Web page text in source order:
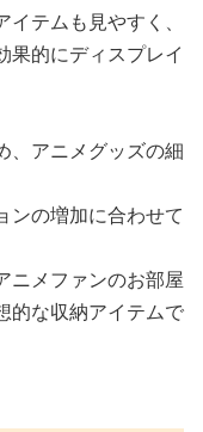
テムも見やすく、
果的にディスプレイ
、アニメグッズの細
ンの増加に合わせて
ニメファンのお部屋
的な収納アイテムで